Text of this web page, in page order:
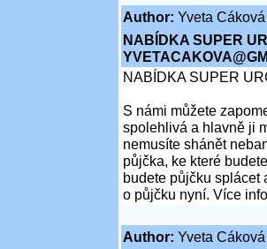
Author: Yveta Cáková
NABÍDKA SUPER
NABÍDKA SUPER
S námi můžete
spolehlivá a hlavně ji
nemusíte shánět
půjčka, ke které
budete půjčku splácet
o půjčku nyní. Více
Author: Yveta Cáková